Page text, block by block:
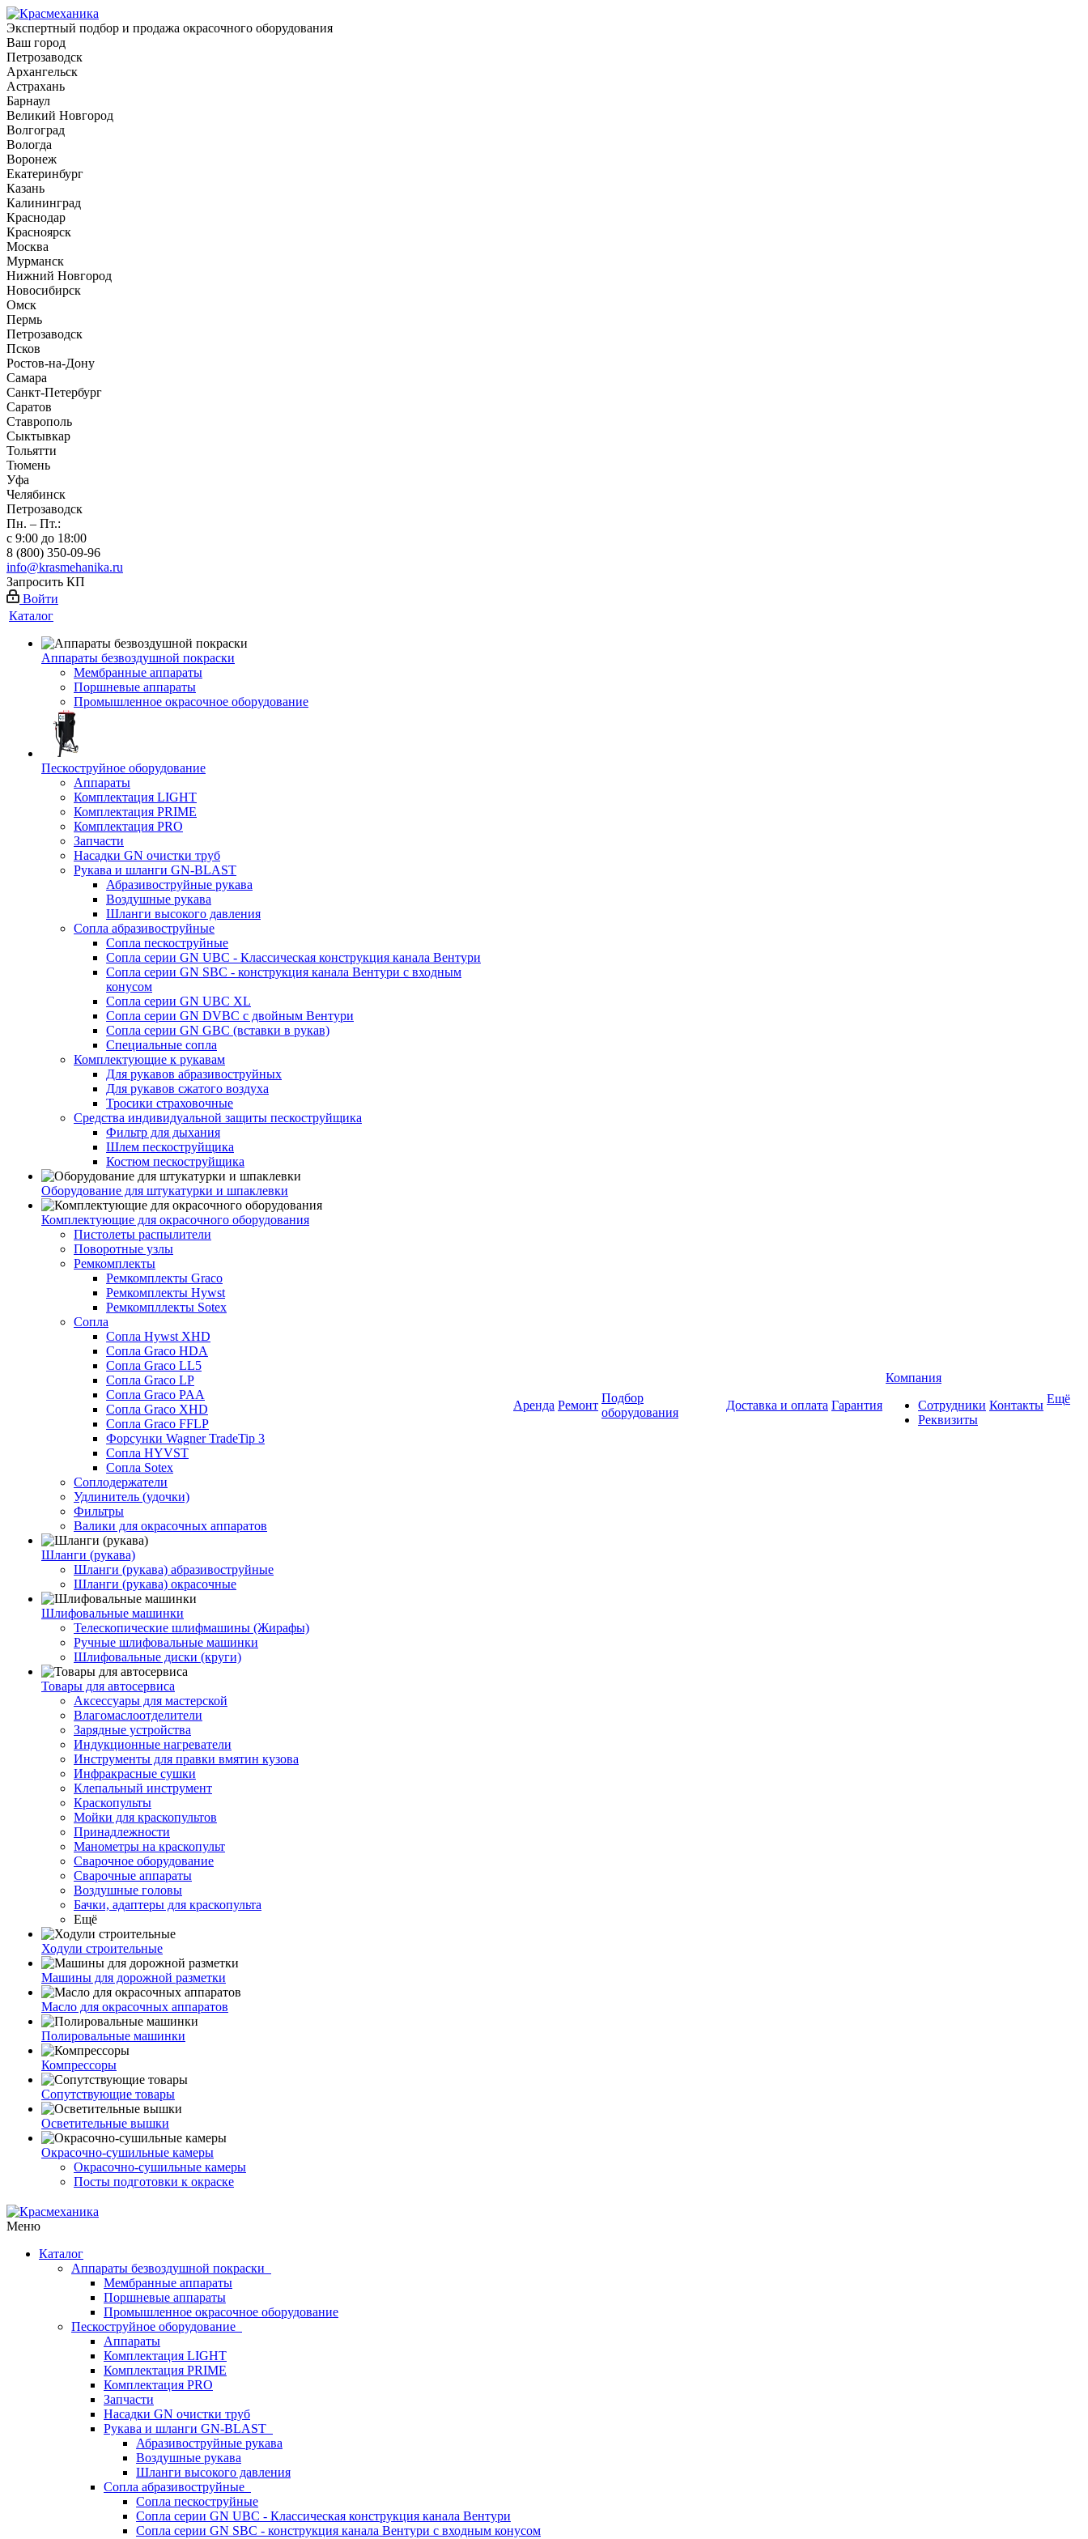
Экспертный подбор и продажа окрасочного оборудования
Ваш город
Петрозаводск
Архангельск
Астрахань
Барнаул
Великий Новгород
Волгоград
Вологда
Воронеж
Екатеринбург
Казань
Калининград
Краснодар
Красноярск
Москва
Мурманск
Нижний Новгород
Новосибирск
Омск
Пермь
Петрозаводск
Псков
Ростов-на-Дону
Самара
Санкт-Петербург
Саратов
Ставрополь
Сыктывкар
Тольятти
Тюмень
Уфа
Челябинск
Петрозаводск
Пн. – Пт.:
с 9:00 до 18:00
8 (800) 350-09-96
info@krasmehanika.ru
Запросить КП
Войти
Каталог
Аппараты безвоздушной покраски
Мембранные аппараты
Поршневые аппараты
Промышленное окрасочное оборудование
Пескоструйное оборудование
Аппараты
Комплектация LIGHT
Комплектация PRIME
Комплектация PRO
Запчасти
Насадки GN очистки труб
Рукава и шланги GN-BLAST
Абразивоструйные рукава
Воздушные рукава
Шланги высокого давления
Сопла абразивоструйные
Сопла пескоструйные
Сопла серии GN UBC - Классическая конструкция канала Вентури
Сопла серии GN SBC - конструкция канала Вентури c входным
конусом
Сопла серии GN UBC XL
Сопла серии GN DVBC с двойным Вентури
Сопла серии GN GBC (вставки в рукав)
Специальные сопла
Комплектующие к рукавам
Для рукавов абразивоструйных
Для рукавов сжатого воздуха
Тросики страховочные
Средства индивидуальной защиты пескоструйщика
Фильтр для дыхания
Шлем пескоструйщика
Костюм пескоструйщика
Оборудование для штукатурки и шпаклевки
Комплектующие для окрасочного оборудования
Пистолеты распылители
Поворотные узлы
Ремкомплекты
Ремкомплекты Graco
Ремкомплекты Hywst
Ремкомпллекты Sotex
Сопла
Сопла Hywst XHD
Сопла Graco HDA
Сопла Graco LL5
Сопла Graco LP
Сопла Graco PAA
Сопла Graco XHD
Сопла Graco FFLP
Форсунки Wagner TradeTip 3
Сопла HYVST
Сопла Sotex
Соплодержатели
Удлинитель (удочки)
Фильтры
Валики для окрасочных аппаратов
Шланги (рукава)
Шланги (рукава) абразивоструйные
Шланги (рукава) окрасочные
Шлифовальные машинки
Телескопические шлифмашины (Жирафы)
Ручные шлифовальные машинки
Шлифовальные диски (круги)
Товары для автосервиса
Аксессуары для мастерской
Влагомаслоотделители
Зарядные устройства
Индукционные нагреватели
Инструменты для правки вмятин кузова
Инфракрасные сушки
Клепальный инструмент
Краскопульты
Мойки для краскопультов
Принадлежности
Манометры на краскопульт
Сварочное оборудование
Сварочные аппараты
Воздушные головы
Бачки, адаптеры для краскопульта
Ещё
Ходули строительные
Машины для дорожной разметки
Масло для окрасочных аппаратов
Полировальные машинки
Компрессоры
Сопутствующие товары
Осветительные вышки
Окрасочно-сушильные камеры
Окрасочно-сушильные камеры
Посты подготовки к окраске
Аренда Ремонт
Подбор
оборудования
Доставка и оплата Гарантия
Компания
Сотрудники
Реквизиты
Контакты Ещё
Меню
Каталог
Аппараты безвоздушной покраски
Мембранные аппараты
Поршневые аппараты
Промышленное окрасочное оборудование
Пескоструйное оборудование
Аппараты
Комплектация LIGHT
Комплектация PRIME
Комплектация PRO
Запчасти
Насадки GN очистки труб
Рукава и шланги GN-BLAST
Абразивоструйные рукава
Воздушные рукава
Шланги высокого давления
Сопла абразивоструйные
Сопла пескоструйные
Сопла серии GN UBC - Классическая конструкция канала Вентури
Сопла серии GN SBC - конструкция канала Вентури c входным конусом